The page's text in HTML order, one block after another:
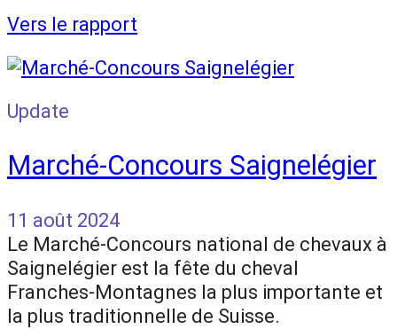
Vers le rapport
Update
Marché-Concours Saignelégier
11 août 2024
Le Marché-Concours national de chevaux à
Saignelégier est la fête du cheval
Franches-Montagnes la plus importante et
la plus traditionnelle de Suisse.